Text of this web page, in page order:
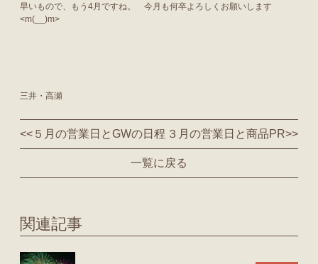
早いもので、もう4月ですね。 今月も何卒よろしくお願いします
<m(__)m>
三井・高瀬
<< ５月の営業日とGWの日程 ３月の営業日と商品PR>>
一覧に戻る
関連記事